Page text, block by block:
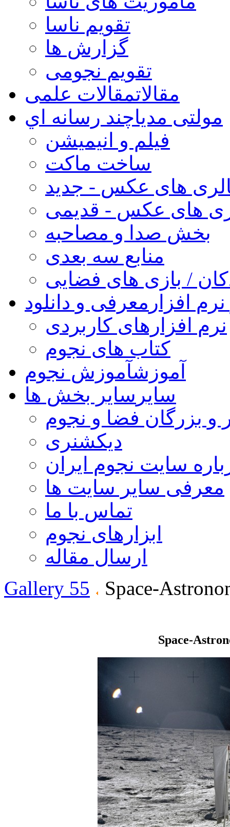
تقویم ناسا
گزارش ها
تقویم نجومی
مقالاتمقالات علمی
مولتی مدیاچند رسانه اي
فیلم و انیمیشن
ساخت ماکت
های عکس - جدید
های عکس - قدیمی
بخش صدا و مصاحبه
منابع سه بعدی
/ بازی های فضایی
افزار معرفی و دانلود
نرم افزارهای کاربردی
کتاب های نجوم
آموزشآموزش نجوم
سایر سایر بخش ها
و بزرگان فضا و نجوم
دیکشنری
سایت نجوم ایران
معرفی سایر سایت ها
تماس با ما
ابزارهای نجوم
ارسال مقاله
Gallery 55
Space-
Space-